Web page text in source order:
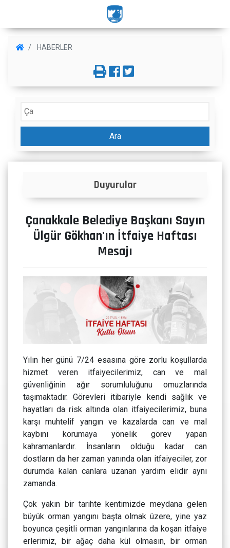
HABERLER
Ara
Çanakkale Belediye Başkanı Sayın
Ülgür Gökhan'ın İtfaiye Haftası
Mesajı
Yılın her günü 7/24 esasına göre zorlu koşullarda
hizmet veren itfaiyecilerimiz, can ve mal
güvenliğinin ağır sorumluluğunu omuzlarında
taşımaktadır. Görevleri itibariyle kendi sağlık ve
hayatları da risk altında olan itfaiyecilerimiz, buna
karşı muhtelif yangın ve kazalarda can ve mal
kaybını korumaya yönelik görev yapan
kahramanlardır. İnsanların olduğu kadar can
dostların da her zaman yanında olan itfaiyeciler, zor
durumda kalan canlara uzanan yardım elidir aynı
zamanda.
Çok yakın bir tarihte kentimizde meydana gelen
büyük orman yangını başta olmak üzere, yine yaz
boyunca çeşitli orman yangınlarına da koşan itfaiye
erlerimiz, bir ağaç daha kül olmasın, bir orman